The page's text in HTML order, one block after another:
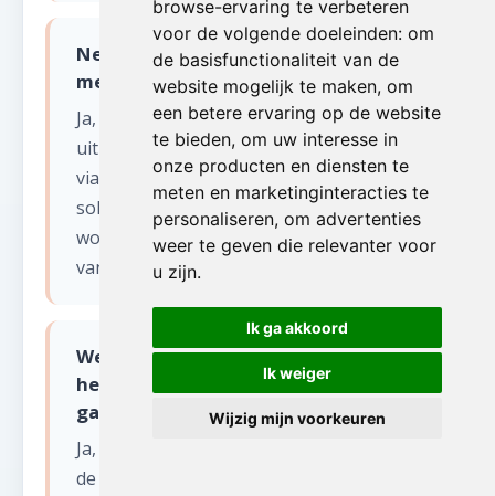
browse-ervaring te verbeteren
voor de volgende doeleinden: om
de basisfunctionaliteit van de
website mogelijk te maken, om
een betere ervaring op de website
te bieden, om uw interesse in
onze producten en diensten te
meten en marketinginteracties te
personaliseren, om advertenties
weer te geven die relevanter voor
u zijn.
Ik ga akkoord
Ik weiger
Wijzig mijn voorkeuren
Nemen jullie ook motorolie en verf
mee uit de garage in Neerlanden?
Ja, wij voeren alle chemische producten
uit uw garage in Neerlanden correct af
via erkende kanalen. Motorolie, verf,
solventen en andere gevaarlijke stoffen
worden volgens de milieuvoorschriften
van Vlaams-Brabant verwerkt.
Werken jullie in de Brusselse rand en
het Hageland voor opruimen van uw
garage?
Ja, wij bedienen heel Vlaams-Brabant: van
de dichtbebouwde Brusselse rand